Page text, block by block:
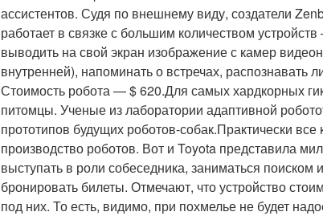
ассистентов. Судя по внешнему виду, создатели
работает в связке с большим количеством
выводить на свой экран изображение с камер
внутренней), напоминать о встречах, распознавать
Стоимость робота — $ 620.Для самых хардкорных
питомцы. Ученые из лаборатории адаптивной
прототипов будущих роботов-собак.Практически
производство роботов. Вот и Toyota представила
выступать в роли собеседника, заниматься
бронировать билеты. Отмечают, что устройство
под них. То есть, видимо, при похмелье не будет